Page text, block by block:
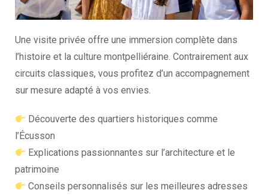
Une visite privée offre une immersion complète dans
l’histoire et la culture montpelliéraine. Contrairement aux
circuits classiques, vous profitez d’un accompagnement
sur mesure adapté à vos envies.
Découverte des quartiers historiques comme
l’Écusson
Explications passionnantes sur l’architecture et le
patrimoine
Conseils personnalisés sur les meilleures adresses